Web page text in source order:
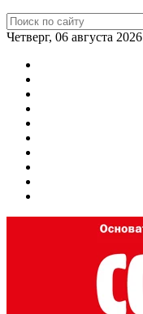
Четверг, 06 августа 2026